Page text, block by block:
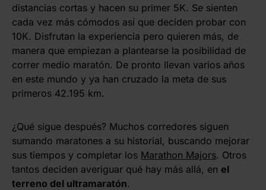
distancias cortas y hacen su primer 5K. Se sienten
cada vez más cómodos así que deciden probar con
10K. Disfrutan la experiencia pero quieren más, de
manera que empiezan a plantearse la posibilidad de
correr medio maratón. De pronto llevan varios años
en este mundo y ya han cruzado la meta de sus
primeros 42.195 km.
¿Qué sigue después? Muchos corredores siguen
sumando maratones a su historial, buscando mejorar
sus tiempos y completar los Marathon Majors. Otros
tantos deciden averiguar qué hay más allá, en el
terreno del ultramaratón.